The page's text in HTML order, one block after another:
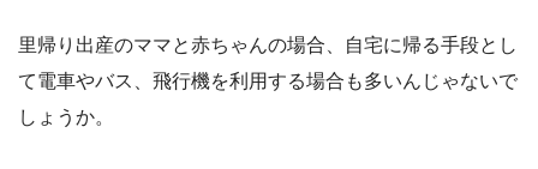
里帰り出産のママと赤ちゃんの場合、自宅に帰る手段とし
て電車やバス、飛行機を利用する場合も多いんじゃないで
しょうか。